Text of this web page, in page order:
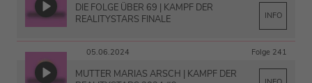
DIE FOLGE ÜBER 69 | KAMPF DER
REALITYSTARS FINALE
INFO
05.06.2024 Folge 241
MUTTER MARIAS ARSCH | KAMPF DER